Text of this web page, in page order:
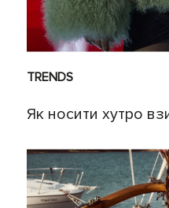
TRENDS
Як носити хутро